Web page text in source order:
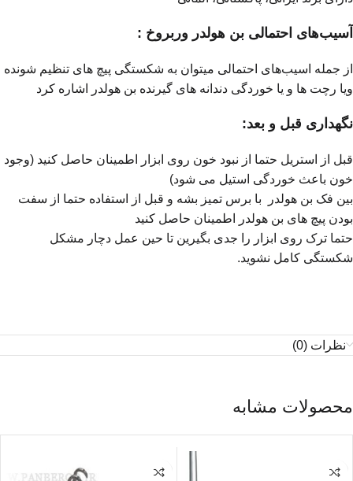
آسیب‌های احتمالی بن هولدر وربروخ :
از جمله اسیب‌های احتمالی میتوان به شکستگی پیچ های تنظیم شونده
ویا رچت ها و یا خوردگی دندانه های گیرنده بن هولدر اشاره کرد
نگهداری قبل و بعد:
قبل از استریل حتما از نبود خون روی ابزار اطمینان حاصل کنید (وجود
خون باعث خوردگی استیل می شود)
بین فک بن هولدر با برس تمیز بشه و قبل از استفاده حتما از سفت
بودن پیچ های بن هولدر اطمینان حاصل کنید
حتما ترک روی ابزار را جدی بگیرین تا حین عمل دچار مشکل
شکستگی کامل نشوید.
نظرات (0)
محصولات مشابه